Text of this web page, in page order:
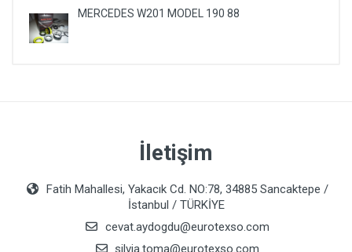
MERCEDES W201 MODEL 190 88
İletişim
Fatih Mahallesi, Yakacık Cd. NO:78, 34885 Sancaktepe /
İstanbul / TÜRKİYE
cevat.aydogdu@eurotexso.com
silvia.toma@eurotexso.com